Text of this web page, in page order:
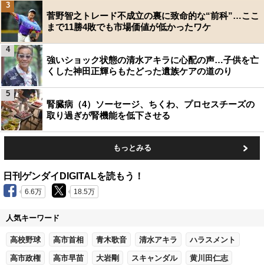
菅野智之トレード不成立の裏に致命的な“前科”…ここ
まで11勝4敗でも市場価値が低かったワケ
3
強いショック状態の清水アキラに心配の声…子供を亡
くした神田正輝らもたどった遺族ケアの道のり
4
腎臓病（4）ソーセージ、ちくわ、プロセスチーズの
取り過ぎが腎機能を低下させる
5
もっとみる
日刊ゲンダイDIGITALを読もう！
6.6万 18.5万
人気キーワード
高校野球 高市首相 青木歌音 清水アキラ ハラスメント
高市政権 高市早苗 大岩剛 スキャンダル 黄川田仁志